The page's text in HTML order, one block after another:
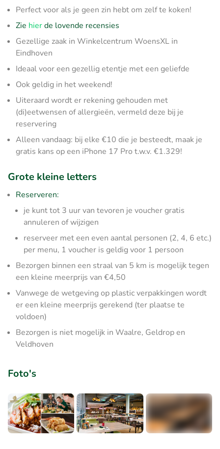
Perfect voor als je geen zin hebt om zelf te koken!
Zie hierde lovende recensies
Gezellige zaak in Winkelcentrum WoensXL in
Eindhoven
Ideaal voor een gezellig etentje met een geliefde
Ook geldig in het weekend!
Uiteraard wordt er rekening gehouden met
(di)eetwensen of allergieën, vermeld deze bij je
reservering
Alleen vandaag: bij elke €10 die je besteedt, maak je
gratis kans op een iPhone 17 Pro t.w.v. €1.329!
Grote kleine letters
Reserveren:
je kunt tot 3 uur van tevoren je voucher gratis
annuleren of wijzigen
reserveer met een even aantal personen (2, 4, 6 etc.)
per menu, 1 voucher is geldig voor 1 persoon
Bezorgen binnen een straal van 5 km is mogelijk tegen
een kleine meerprijs van €4,50
Vanwege de wetgeving op plastic verpakkingen wordt
er een kleine meerprijs gerekend (ter plaatse te
voldoen)
Bezorgen is niet mogelijk in Waalre, Geldrop en
Veldhoven
Foto's